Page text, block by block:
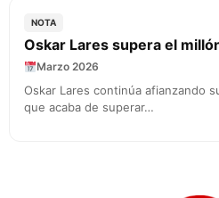
NOTA
Oskar Lares supera el
Marzo 2026
Oskar Lares continúa afianzando
que acaba de superar…